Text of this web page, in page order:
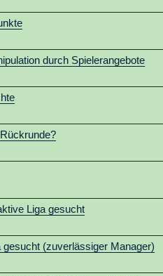
durch Spielerangebote
Liga gesucht
(zuverlässiger Manager)